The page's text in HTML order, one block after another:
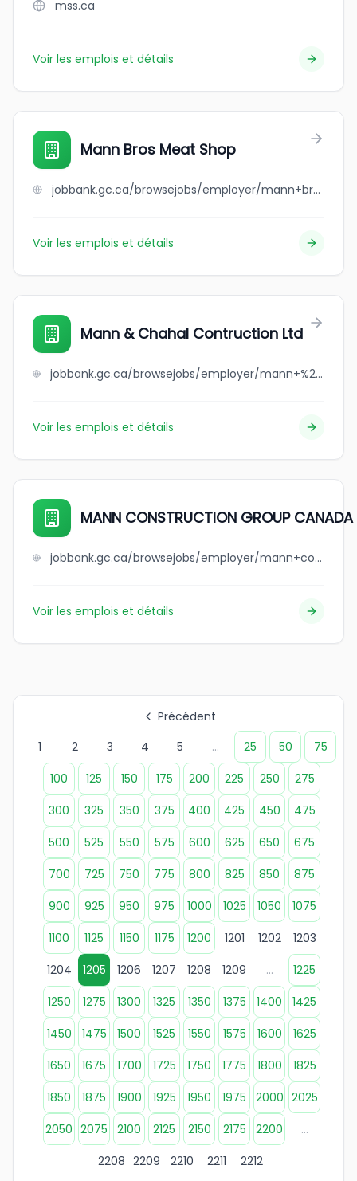
mss.ca
Voir les emplois et détails
Mann Bros Meat Shop
jobbank.gc.ca/browsejobs/employer/mann+bros+meat+shop/ca
Voir les emplois et détails
Mann & Chahal Contruction Ltd
jobbank.gc.ca/browsejobs/employer/mann+%26+chahal+contruction+ltd/ca
Voir les emplois et détails
MANN CONSTRUCTION GROUP CANADA
jobbank.gc.ca/browsejobs/employer/mann+construction+group+canada+ltd/ca
Voir les emplois et détails
Précédent
1
2 3 4 5 ... 25 50
75
100
125 150 175 200 225 250
275
300
325 350 375 400 425 450
475
500
525 550 575 600 625 650
675
700
725 750 775 800 825 850
875
900
925 950 975 1000 1025 1050
1075
1100
1125 1150 1175 1200 1201 1202
1203
1204
1205 1206 1207 1208 1209 ...
1225
1250
1275 1300 1325 1350 1375 1400
1425
1450
1475 1500 1525 1550 1575 1600
1625
1650
1675 1700 1725 1750 1775 1800
1825
1850
1875 1900 1925 1950 1975 2000 2025
2050 2075 2100 2125 2150 2175 2200
...
2208 2209 2210 2211 2212